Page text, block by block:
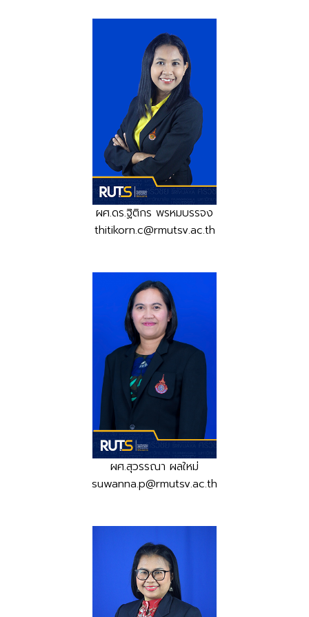
ผศ.ดร.ฐิติกร พรหมบรรจง
thitikorn.c@rmutsv.ac.th
ผศ.สุวรรณา ผลใหม่
suwanna.p@rmutsv.ac.th